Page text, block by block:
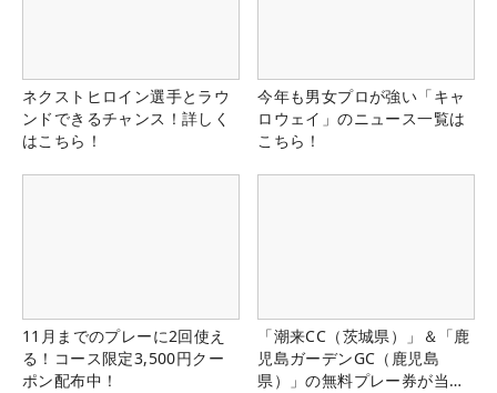
ネクストヒロイン選手とラウ
ンドできるチャンス！詳しく
はこちら！
今年も男女プロが強い「キャ
ロウェイ」のニュース一覧は
こちら！
11月までのプレーに2回使え
る！コース限定3,500円クー
ポン配布中！
「潮来CC（茨城県）」＆「鹿
児島ガーデンGC（鹿児島
県）」の無料プレー券が当た